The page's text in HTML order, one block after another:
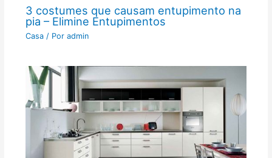
3 costumes que causam entupimento na
pia – Elimine Entupimentos
Casa/ Por admin